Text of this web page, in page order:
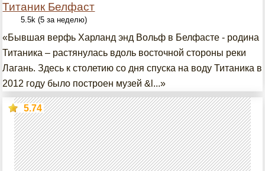
Титаник Белфаст
5.5k (5 за неделю)
«Бывшая верфь Харланд энд Вольф в Белфасте - родина
Титаника – растянулась вдоль восточной стороны реки
Лагань. Здесь к столетию со дня спуска на воду Титаника в
2012 году было построен музей &l...»
5.74